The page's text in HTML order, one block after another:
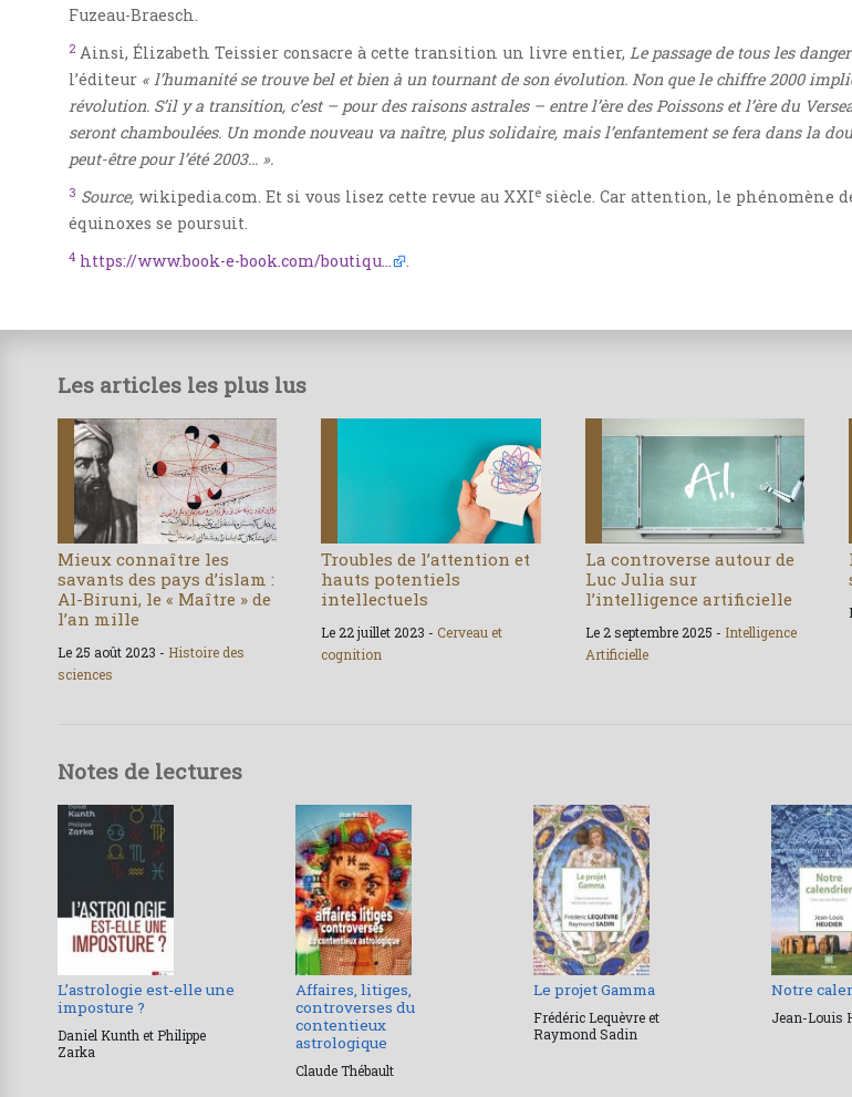
Fuzeau-Braesch.
2 Ainsi, Élizabeth Teissier consacre à cette transition un livre entier, Le passage de tous les
l’éditeur « l’humanité se trouve bel et bien à un tournant de son évolution. Non que le chiffre 2000
révolution. S’il y a transition, c’est – pour des raisons astrales – entre l’ère des Poissons et l’ère du
seront chamboulées. Un monde nouveau va naître, plus solidaire, mais l’enfantement se fera dans la
peut-être pour l’été 2003... ».
3 Source, wikipedia.com. Et si vous lisez cette revue au XXIe siècle. Car attention, le phénomène
équinoxes se poursuit.
4 https://www.book-e-book.com/boutiqu... .
Les articles les plus lus
Mieux connaître les
savants des pays d’islam :
Al-Biruni, le « Maître » de
l’an mille
Le 25 août 2023 - Histoire des
sciences
Troubles de l’attention et
hauts potentiels
intellectuels
Le 22 juillet 2023 -Cerveau et
cognition
La controverse autour de
Luc Julia sur
l’intelligence artificielle
Le 2 septembre 2025 - Intelligence
Artificielle
Notes de lectures
L’astrologie est-elle une
imposture ?
Daniel Kunth et Philippe
Zarka
Affaires, litiges,
controverses du
contentieux
astrologique
Claude Thébault
Le projet Gamma
Frédéric Lequèvre et
Raymond Sadin
Notre
Jean-Louis